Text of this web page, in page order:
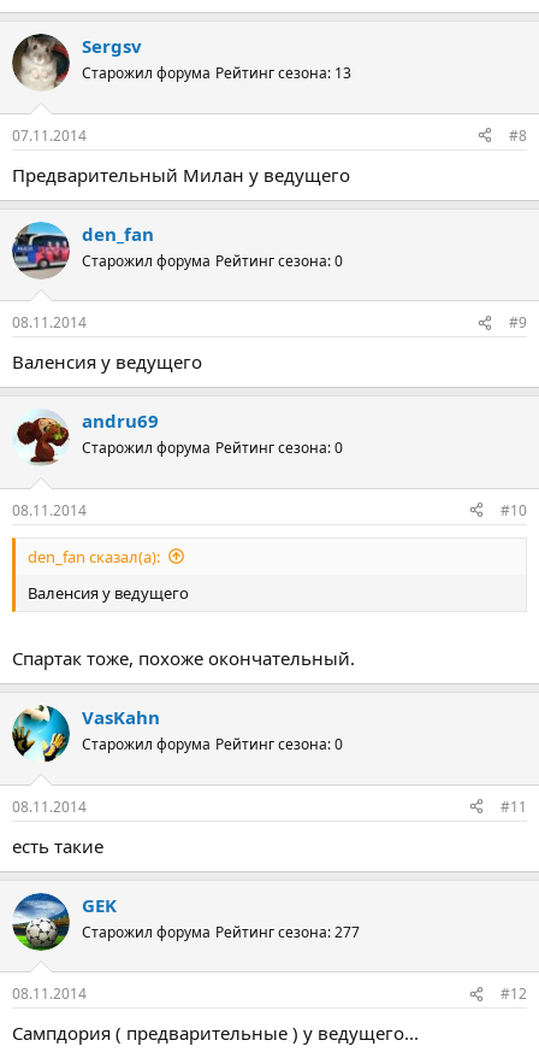
Sergsv
Старожил форума Рейтинг сезона: 13
07.11.2014 #8
Предварительный Милан у ведущего
den_fan
Старожил форума Рейтинг сезона: 0
08.11.2014 #9
Валенсия у ведущего
andru69
Старожил форума Рейтинг сезона: 0
08.11.2014 #10
den_fan сказал(а):
Валенсия у ведущего
Спартак тоже, похоже окончательный.
VasKahn
Старожил форума Рейтинг сезона: 0
08.11.2014 #11
есть такие
GEK
Старожил форума Рейтинг сезона: 277
08.11.2014 #12
Сампдория ( предварительные ) у ведущего...